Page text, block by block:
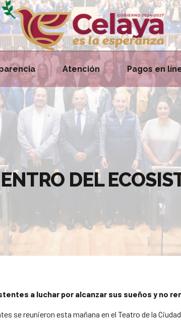
Atención Pagos en
DEL
a luchar por alcanzar sus sueños y no
se reunieron esta mañana en el Teatro de la